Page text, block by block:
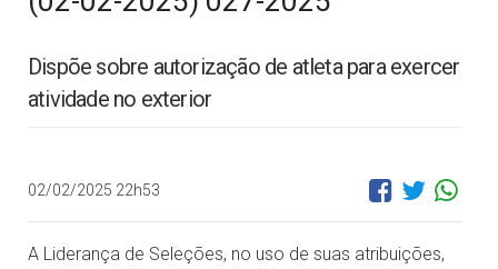
Dispõe sobre autorização de atleta para exercer
atividade no exterior
02/02/2025 22h53
A Liderança de Seleções, no uso de suas atribuições,